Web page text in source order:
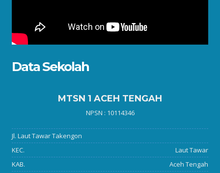
Data Sekolah
MTSN 1 ACEH TENGAH
NPSN : 10114346
Jl. Laut Tawar Takengon
KEC.
Laut Tawar
KAB.
Aceh Tengah